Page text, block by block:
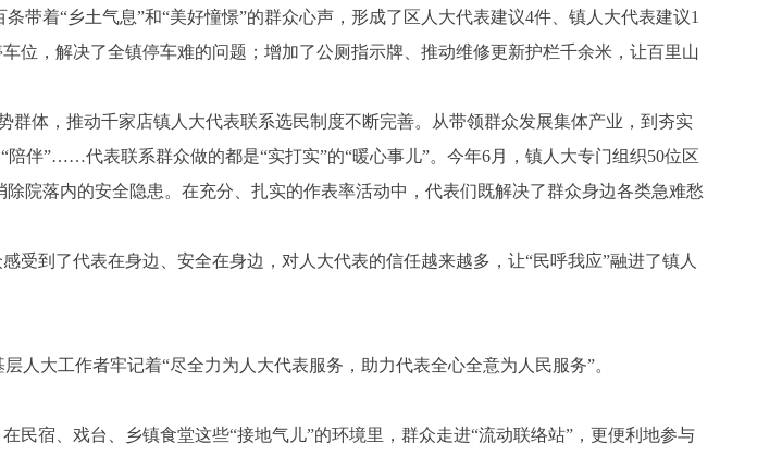
带着“乡土气息”和“美好憧憬”的群众心声，形成了区人大代表建议4件、镇人大代表建议1
位，解决了全镇停车难的问题；增加了公厕指示牌、推动维修更新护栏千余米，让百里山
体，推动千家店镇人大代表联系选民制度不断完善。从带领群众发展集体产业，到夯实
伴”……代表联系群众做的都是“实打实”的“暖心事儿”。今年6月，镇人大专门组织50位区
院落内的安全隐患。在充分、扎实的作表率活动中，代表们既解决了群众身边各类急难愁
到了代表在身边、安全在身边，对人大代表的信任越来越多，让“民呼我应”融进了镇人
大工作者牢记着“尽全力为人大代表服务，助力代表全心全意为人民服务”。
宿、戏台、乡镇食堂这些“接地气儿”的环境里，群众走进“流动联络站”，更便利地参与